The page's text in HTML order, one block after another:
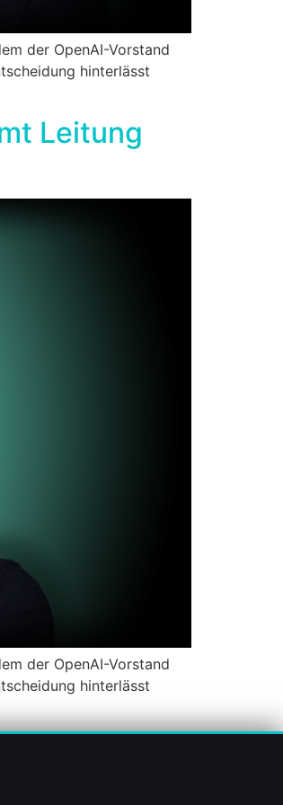
der OpenAI-Vorstand
hinterlässt
Leitung
der OpenAI-Vorstand
hinterlässt